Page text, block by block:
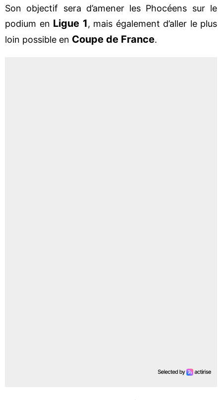
Son objectif sera d’amener les Phocéens sur le
podium en Ligue 1, mais également d’aller le plus
loin possible en Coupe de France.